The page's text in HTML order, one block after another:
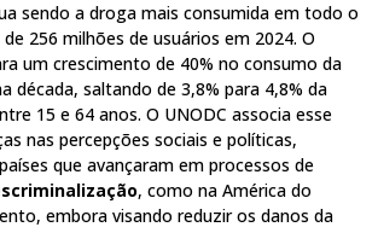
sendo a droga mais consumida em todo o
256 milhões de usuários em 2024. O
um crescimento de 40% no consumo da
década, saltando de 3,8% para 4,8% da
15 e 64 anos. O UNODC associa esse
nas percepções sociais e políticas,
que avançaram em processos de
, como na América do
embora visando reduzir os danos da